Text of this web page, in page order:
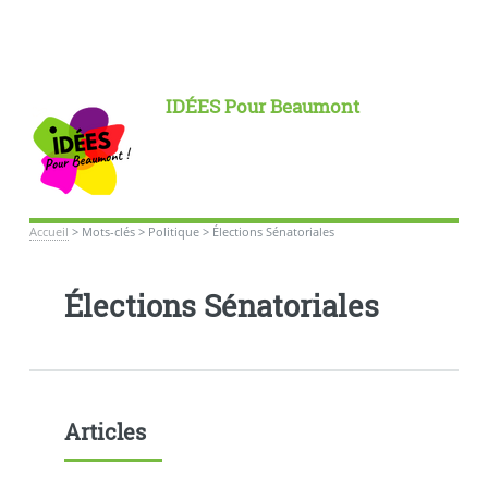
IDÉES Pour Beaumont
Accueil > Mots-clés> Politique> Élections Sénatoriales
Élections Sénatoriales
Articles